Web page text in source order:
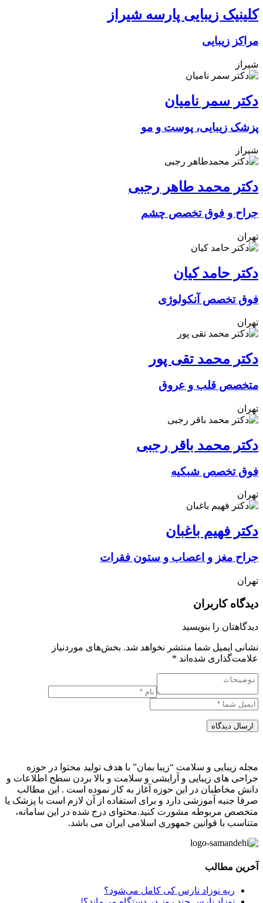
کلینیک زیبایی پارسه شیراز
مراکز زیبایی
شیراز
دکتر سمر نامیان
پزشک زیبایی، پوست و مو
شیراز
دکتر محمد طاهر رجبی
جراح و فوق تخصص چشم
تهران
دکتر حامد کیان
فوق تخصص آنکولوژی
تهران
دکتر محمد تقی پور
متخصص قلب و عروق
تهران
دکتر محمد باقر رجبی
فوق تخصص شبکیه
تهران
دکتر فهیم باغبان
جراح مغز و اعصاب و ستون فقرات
تهران
دیدگاه کاربران
دیدگاهتان را بنویسید
نشانی ایمیل شما منتشر نخواهد شد. بخش‌های موردنیاز
علامت‌گذاری شده‌اند *
ارسال دیدگاه
مجله زیبایی و سلامت “زیبا بمان” با هدف تولید محتوا در حوزه
جراحی های زیبایی و آرایشی و سلامت و بالا بردن سطح اطلاعات و
دانش مخاطبان در این حوزه آغاز به کار نموده است . این مطالب
صرفا جنبه آموزشی دارد و برای استفاده از آن لازم است با پزشک یا
متخصص مربوطه مشورت کنید.محتوای درج شده در این سامانه،
متناسب با قوانین جمهوری اسلامی ایران می باشد.
آخرین مطالب
ریه نوزاد نارس کی کامل می‌شود؟